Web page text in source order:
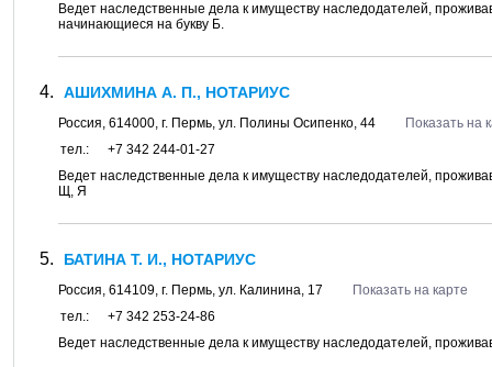
Ведет наследственные дела к имуществу наследодателей,
начинающиеся на букву Б.
АШИХМИНА А. П., НОТАРИУС
Россия, 614000, г. Пермь, ул. Полины Осипенко, 44
Показать на
тел.:
+7 342 244-01-27
Ведет наследственные дела к имуществу наследодателей,
Щ, Я
БАТИНА Т. И., НОТАРИУС
Россия, 614109, г. Пермь, ул. Калинина, 17
Показать на карте
тел.:
+7 342 253-24-86
Ведет наследственные дела к имуществу наследодателей,